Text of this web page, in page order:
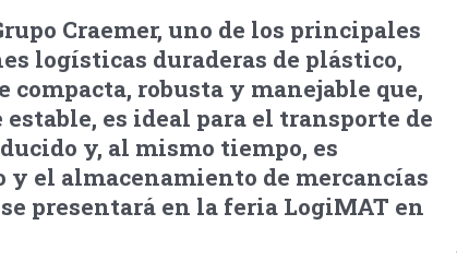
Craemer, uno de los principales
logísticas duraderas de plástico,
robusta y manejable que,
es ideal para el transporte de
y, al mismo tiempo, es
y el almacenamiento de mercancías
presentará en la feria LogiMAT en